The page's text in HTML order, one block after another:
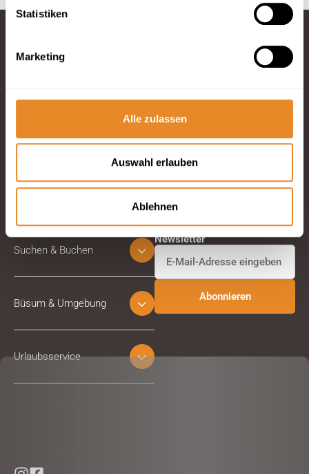
Statistiken
Marketing
Alle zulassen
Auswahl erlauben
Ablehnen
Fragen und
Telefon: 04834
E-Mail schreiben
Suchen & Buchen
Büsum & Umgebung
Urlaubsservice
Abonnieren Sie unseren
Newsletter